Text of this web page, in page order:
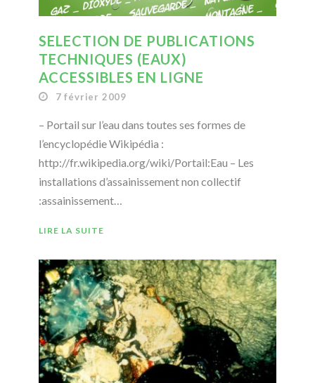
SELECTION DE PUBLICATIONS
TECHNIQUES (EAUX)
ACCESSIBLES EN LIGNE
7 février 2009
– Portail sur l’eau dans toutes ses formes de
l’encyclopédie Wikipédia :
http://fr.wikipedia.org/wiki/Portail:Eau – Les
installations d’assainissement non collectif
:assainissement…
LIRE LA SUITE